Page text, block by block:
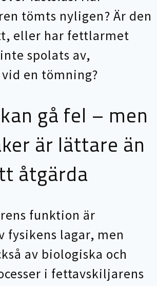
tömts nyligen? Är den
eller har fettlarmet
spolats av,
en tömning?
gå fel – men
är lättare än
åtgärda
funktion är
fysikens lagar, men
av biologiska och
i fettavskiljarens